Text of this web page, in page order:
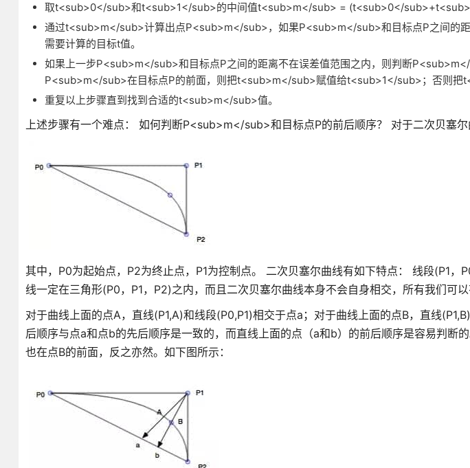
取t<sub>0</sub>和t<sub>1</sub>的中间值t<sub>m</sub> = (t<sub>0</
通过t<sub>m</sub>计算出点P<sub>m</sub>，如果P<sub>m</sub>和目标点P之间的
需要计算的目标t值。
如果上一步P<sub>m</sub>和目标点P之间的距离不在误差值范围之内，则判断
P<sub>m</sub>在目标点P的前面，则把t<sub>m</sub>赋值给t<sub>1</sub>；否则把
重复以上步骤直到找到合适的t<sub>m</sub>值。
上述步骤有一个难点： 如何判断P<sub>m</sub>和目标点P的前后顺序？ 对于二次贝塞尔
其中，P0为起始点，P2为终止点，P1为控制点。 二次贝塞尔曲线有如下特点： 线段(P1，
线一定在三角形(P0，P1，P2)之内，而且二次贝塞尔曲线本身不会自身相交，所有我们可以
对于曲线上面的点A，直线(P1,A)和线段(P0,P1)相交于点a；对于曲线上面的点B，直线
后顺序与点a和点b的先后顺序是一致的，而直线上面的点（a和b）的前后顺序是容易判断
也在点B的前面，反之亦然。如下图所示：